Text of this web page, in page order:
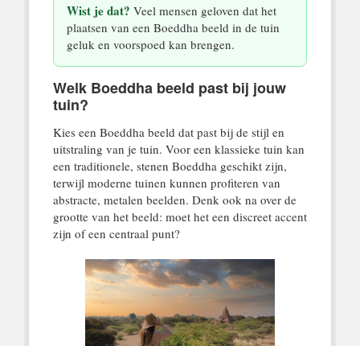
Wist je dat? Veel mensen geloven dat het
plaatsen van een Boeddha beeld in de tuin
geluk en voorspoed kan brengen.
Welk Boeddha beeld past bij jouw
tuin?
Kies een Boeddha beeld dat past bij de stijl en
uitstraling van je tuin. Voor een klassieke tuin kan
een traditionele, stenen Boeddha geschikt zijn,
terwijl moderne tuinen kunnen profiteren van
abstracte, metalen beelden. Denk ook na over de
grootte van het beeld: moet het een discreet accent
zijn of een centraal punt?